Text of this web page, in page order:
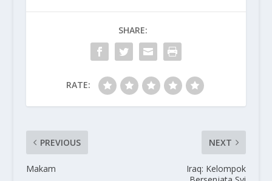
SHARE:
RATE:
PREVIOUS
Makam
NEXT
Iraq: Kelompok